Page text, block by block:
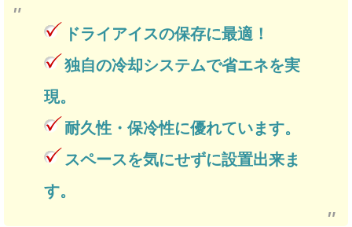
ドライアイスの保存に最適！
独自の冷却システムで省エネを実
現。
耐久性・保冷性に優れています。
スペースを気にせずに設置出来ま
す。